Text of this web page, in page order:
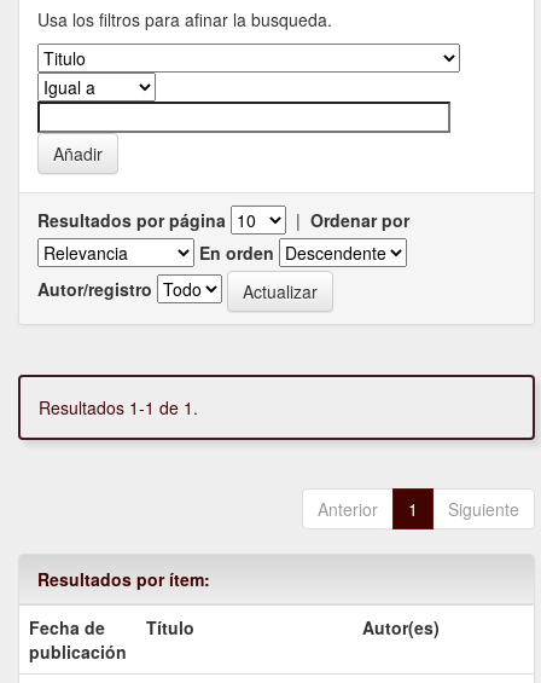
Usa los filtros para afinar la busqueda.
Resultados por página | Ordenar por
En orden
Autor/registro
Resultados 1-1 de 1.
Anterior 1 Siguiente
Resultados por ítem:
Fecha de
publicación
Título Autor(es)